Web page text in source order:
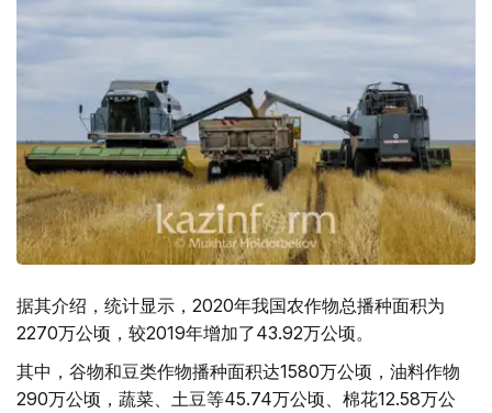
据其介绍，统计显示，2020年我国农作物总播种面积为
2270万公顷，较2019年增加了43.92万公顷。
其中，谷物和豆类作物播种面积达1580万公顷，油料作物
290万公顷，蔬菜、土豆等45.74万公顷、棉花12.58万公